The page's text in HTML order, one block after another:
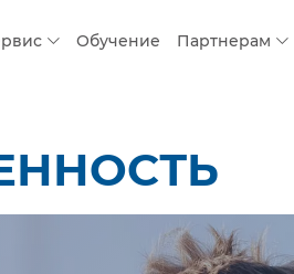
Обучение Партнерам